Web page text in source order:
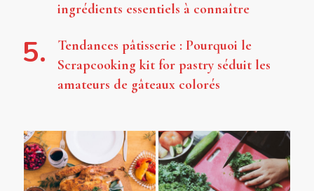
ingrédients essentiels à connaître
Tendances pâtisserie : Pourquoi le
Scrapcooking kit for pastry séduit les
amateurs de gâteaux colorés